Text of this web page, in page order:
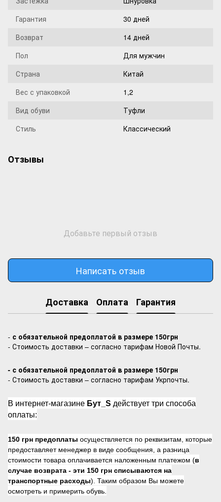
Гарантия
30 дней
Возврат
14 дней
Пол
Для мужчин
Страна
Китай
Вес с упаковкой
1,2
Вид обуви
Туфли
Стиль
Классический
Отзывы
Добавьте первый отзыв
Написать отзыв
Доставка Оплата Гарантия
- с обязательной предоплатой в размере 150грн
- Стоимость доставки – согласно тарифам Новой Почты.
- с обязательной предоплатой в размере 150грн
- Стоимость доставки – согласно тарифам Укрпочты.
В интернет-магазине Бут_S действует три способа
оплаты:
150 грн предоплаты осуществляется по реквизитам, которые
предоставляет менеджер в виде сообщения, а разница
стоимости товара оплачивается наложенным платежом (в
случае возврата - эти 150 грн списываются на
транспортные расходы). Таким образом Вы можете
осмотреть и примерить обувь.